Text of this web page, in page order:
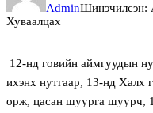
AdminШинэчилсэн:
Хуваалцах
12-нд говийн аймгуудын
ихэнх нутгаар, 13-нд Халх
орж, цасан шуурга шуурч,